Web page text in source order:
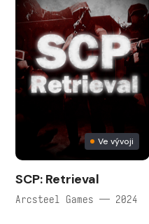
Ve vývoji
SCP: Retrieval
Arcsteel Games — 2024